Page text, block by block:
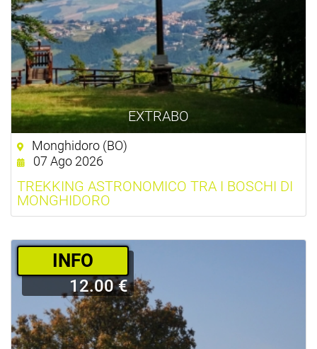
EXTRABO
Monghidoro (BO)
07 Ago 2026
TREKKING ASTRONOMICO TRA I BOSCHI DI
MONGHIDORO
­INFO
12.00 €